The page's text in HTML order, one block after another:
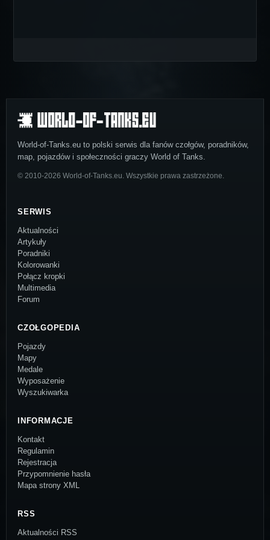
World-of-Tanks.eu to polski serwis dla fanów czołgów, poradników,
map, pojazdów i społeczności graczy World of Tanks.
© 2010-2026 World-of-Tanks.eu. Wszystkie prawa zastrzeżone.
SERWIS
Aktualności
Artykuły
Poradniki
Kolorowanki
Połącz kropki
Multimedia
Forum
CZOŁGOPEDIA
Pojazdy
Mapy
Medale
Wyposażenie
Wyszukiwarka
INFORMACJE
Kontakt
Regulamin
Rejestracja
Przypomnienie hasła
Mapa strony XML
RSS
Aktualności RSS